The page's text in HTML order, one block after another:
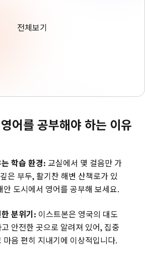
전체보기
어를 공부해야 하는 이유
학습 환경: 교실에서 몇 걸음만 가
은 부두, 활기찬 해변 산책로가 있
안 도시에서 영어를 공부해 보세요.
분위기: 이스트본은 영국의 대도
안전한 곳으로 알려져 있어, 집중
마음 편히 지내기에 이상적입니다.